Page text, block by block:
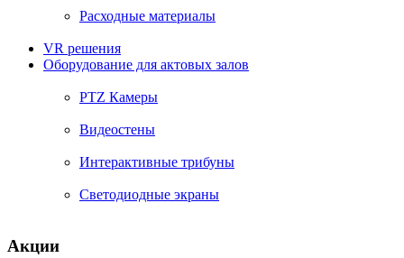
Расходные материалы
VR решения
Оборудование для актовых залов
PTZ Камеры
Видеостены
Интерактивные трибуны
Светодиодные экраны
Акции